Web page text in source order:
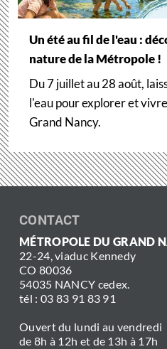
Un été au fil de l'eau :
nature de la Métropole !
Du 7 juillet au 28 août,
l'eau pour explorer et
Grand Nancy.
CONTACT
MÉTROPOLE DU GRAND
22-24, viaduc Kennedy
CO 80036
54035 NANCY cedex.
tél : 03 83 91 83 91
Ouvert du lundi au vendredi
de 8h à 12h et de 13h à 17h